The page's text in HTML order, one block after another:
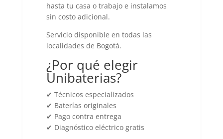
hasta tu casa o trabajo e instalamos
sin costo adicional.
Servicio disponible en todas las
localidades de Bogotá.
¿Por qué elegir
Unibaterias?
✔ Técnicos especializados
✔ Baterías originales
✔ Pago contra entrega
✔ Diagnóstico eléctrico gratis